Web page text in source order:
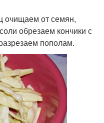
очищаем от семян,
обрезаем кончики с
пополам.